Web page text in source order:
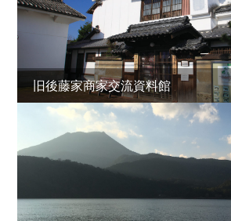
旧後藤家商家交流資料館